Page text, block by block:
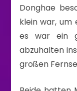
Donghae
klein war, um
es war ein
abzuhalten
großen